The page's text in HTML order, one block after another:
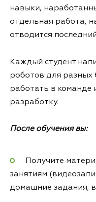
навыки,
отдельная работа,
отводится
Каждый студент
роботов для разных
работать в команде
разработку.
После обучения вы:
Получите
занятиям
домашние задания,